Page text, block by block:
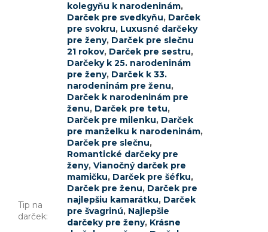
Tip na
darček:
kolegyňu k narodeninám,
Darček pre svedkyňu, Darček
pre svokru, Luxusné darčeky
pre ženy, Darček pre slečnu
21 rokov, Darček pre sestru,
Darčeky k 25. narodeninám
pre ženy, Darček k 33.
narodeninám pre ženu,
Darček k narodeninám pre
ženu, Darček pre tetu,
Darček pre milenku, Darček
pre manželku k narodeninám,
Darček pre slečnu,
Romantické darčeky pre
ženy, Vianočný darček pre
mamičku, Darček pre šéfku,
Darček pre ženu, Darček pre
najlepšiu kamarátku, Darček
pre švagrinú, Najlepšie
darčeky pre ženy, Krásne